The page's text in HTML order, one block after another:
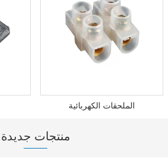
الملحقات الكهربائية
منتجات جديدة